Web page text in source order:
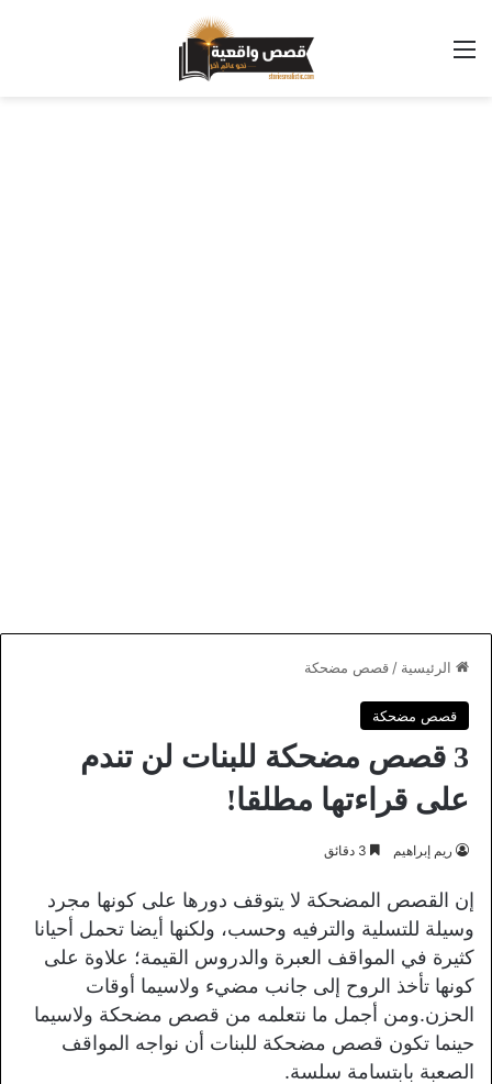
القائمة
الرئيسية / قصص مضحكة
قصص مضحكة
3 قصص مضحكة للبنات لن تندم
على قراءتها مطلقا!
ريم إبراهيم
إن القصص المضحكة لا يتوقف دورها على كونها مجرد
وسيلة للتسلية والترفيه وحسب، ولكنها أيضا تحمل أحيانا
كثيرة في المواقف العبرة والدروس القيمة؛ علاوة على
كونها تأخذ الروح إلى جانب مضيء ولاسيما أوقات
الحزن.ومن أجمل ما نتعلمه من قصص مضحكة ولاسيما
حينما تكون قصص مضحكة للبنات أن نواجه المواقف
الصعبة بابتسامة سلسة.